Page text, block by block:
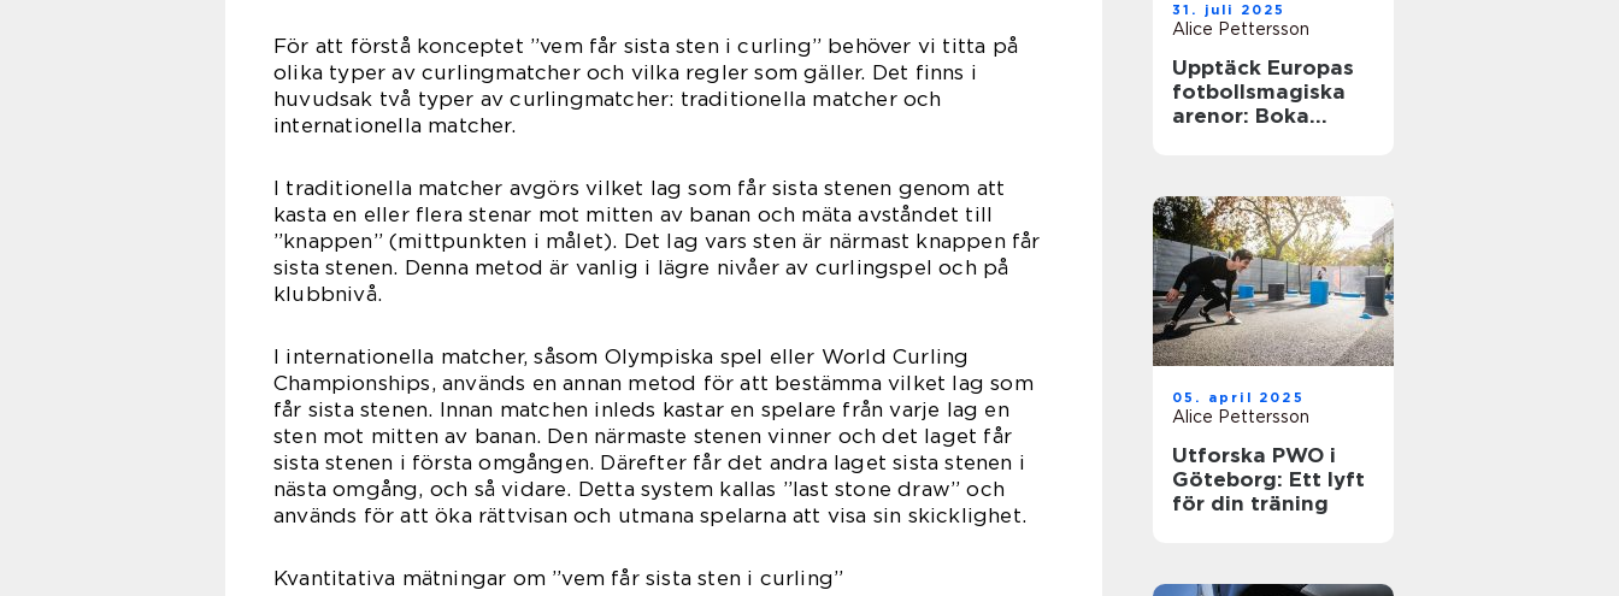
För att förstå konceptet ”vem får sista sten i curling” behöver vi titta på
olika typer av curlingmatcher och vilka regler som gäller. Det finns i
huvudsak två typer av curlingmatcher: traditionella matcher och
internationella matcher.
I traditionella matcher avgörs vilket lag som får sista stenen genom att
kasta en eller flera stenar mot mitten av banan och mäta avståndet till
”knappen” (mittpunkten i målet). Det lag vars sten är närmast knappen får
sista stenen. Denna metod är vanlig i lägre nivåer av curlingspel och på
klubbnivå.
I internationella matcher, såsom Olympiska spel eller World Curling
Championships, används en annan metod för att bestämma vilket lag som
får sista stenen. Innan matchen inleds kastar en spelare från varje lag en
sten mot mitten av banan. Den närmaste stenen vinner och det laget får
sista stenen i första omgången. Därefter får det andra laget sista stenen i
nästa omgång, och så vidare. Detta system kallas ”last stone draw” och
används för att öka rättvisan och utmana spelarna att visa sin skicklighet.
Kvantitativa mätningar om ”vem får sista sten i curling”
31. juli 2025
Alice Pettersson
Upptäck Europas
fotbollsmagiska
arenor: Boka
05. april 2025
Alice Pettersson
Utforska PWO i
Göteborg: Ett lyft
för din träning